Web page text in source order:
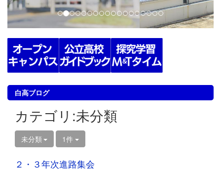
白高ブログ
カテゴリ:未分類
未分類 1件
２・３年次進路集会